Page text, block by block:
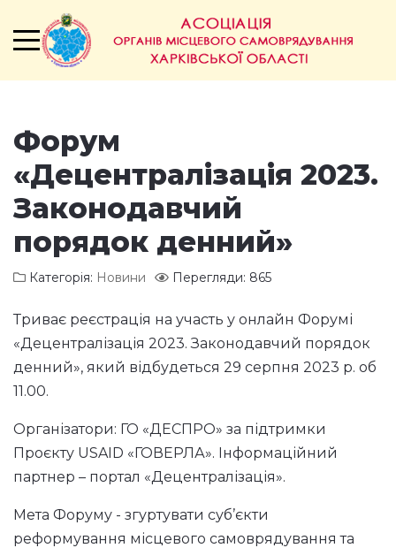
Форум
«Децентралізація 2023.
Законодавчий
порядок денний»
Категорія: Новини Перегляди: 865
Триває реєстрація на участь у онлайн Форумі
«Децентралізація 2023. Законодавчий порядок
денний», який відбудеться 29 серпня 2023 р. об
11.00.
Організатори: ГО «ДЕСПРО» за підтримки
Проєкту USAID «ГОВЕРЛА». Інформаційний
партнер – портал «Децентралізація».
Мета Форуму - згуртувати суб’єкти
реформування місцевого самоврядування та